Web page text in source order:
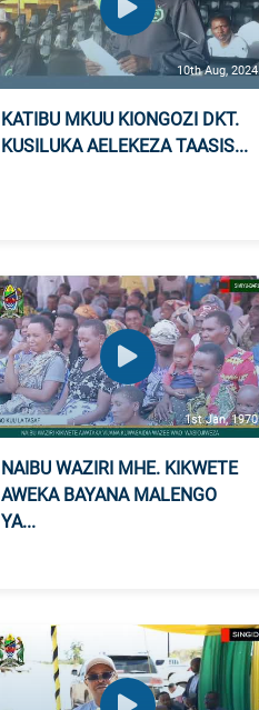
10th Aug, 2024
KATIBU MKUU KIONGOZI DKT.
KUSILUKA AELEKEZA TAASIS...
1st Jan, 1970
NAIBU WAZIRI MHE. KIKWETE
AWEKA BAYANA MALENGO
YA...